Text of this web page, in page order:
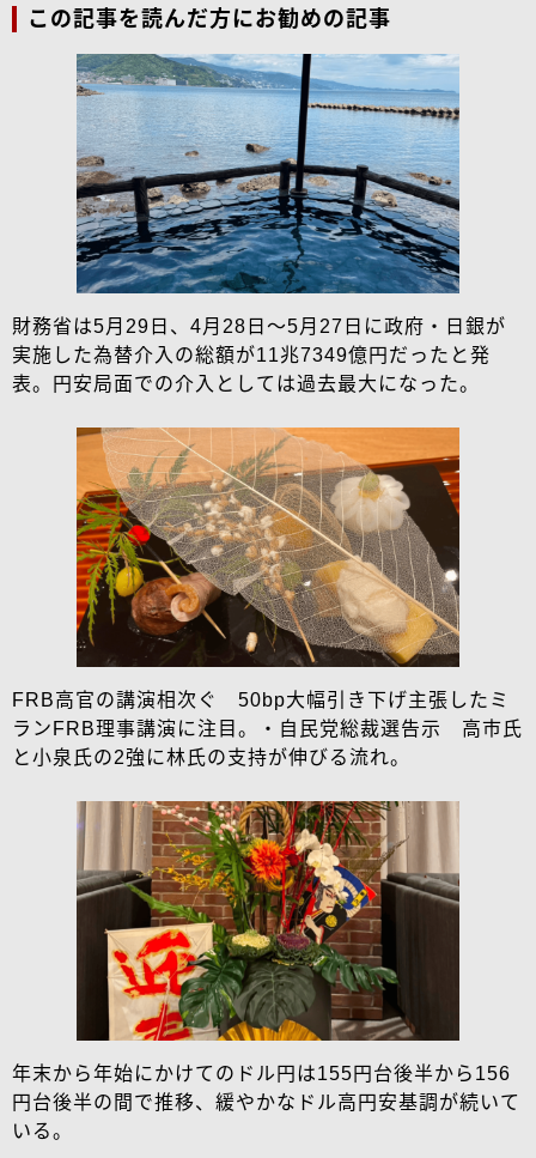
この記事を読んだ方にお勧めの記事
財務省は5月29日、4月28日～5月27日に政府・日銀が
実施した為替介入の総額が11兆7349億円だったと発
表。円安局面での介入としては過去最大になった。
FRB高官の講演相次ぐ 50bp大幅引き下げ主張したミ
ランFRB理事講演に注目。・自民党総裁選告示 高市氏
と小泉氏の2強に林氏の支持が伸びる流れ。
年末から年始にかけてのドル円は155円台後半から156
円台後半の間で推移、緩やかなドル高円安基調が続いて
いる。